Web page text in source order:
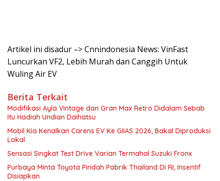
Artikel ini disadur –> Cnnindonesia News: VinFast
Luncurkan VF2, Lebih Murah dan Canggih Untuk
Wuling Air EV
Berita Terkait
Modifikasi Ayla Vintage dan Gran Max Retro Didalam Sebab
Itu Hadiah Undian Daihatsu
Mobil Kia Kenalkan Carens EV Ke GIIAS 2026, Bakal Diproduksi
Lokal
Sensasi Singkat Test Drive Varian Termahal Suzuki Fronx
Purbaya Minta Toyota Pindah Pabrik Thailand Di RI, Insentif
Disiapkan